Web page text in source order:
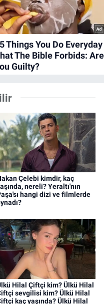
Çelebi kimdir, kaç
nereli? Yeraltı'nın
hangi dizi ve filmlerde
Hilal Çiftçi kim? Ülkü Hilal
sevgilisi kim? Ülkü Hilal
kaç yaşında? Ülkü Hilal